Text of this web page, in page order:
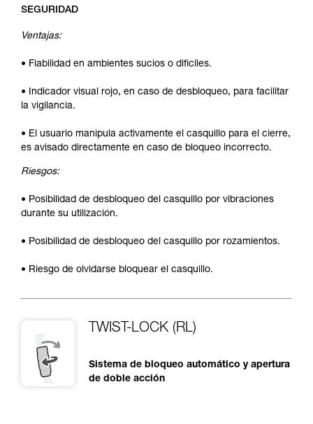
SEGURIDAD
Ventajas:
• Fiabilidad en ambientes sucios o difíciles.
• Indicador visual rojo, en caso de desbloqueo, para facilitar
la vigilancia.
• El usuario manipula activamente el casquillo para el cierre,
es avisado directamente en caso de bloqueo incorrecto.
Riesgos:
• Posibilidad de desbloqueo del casquillo por vibraciones
durante su utilización.
• Posibilidad de desbloqueo del casquillo por rozamientos.
• Riesgo de olvidarse bloquear el casquillo.
TWIST-LOCK (RL)
Sistema de bloqueo automático y apertura
de doble acción